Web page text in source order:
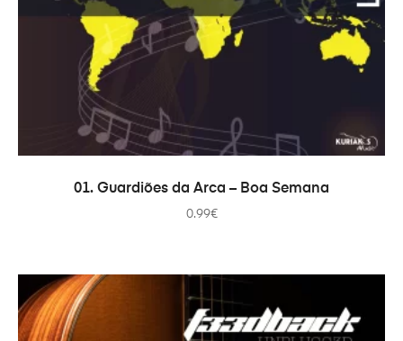
ADICIONAR
01. Guardiões da Arca – Boa Semana
0.99€